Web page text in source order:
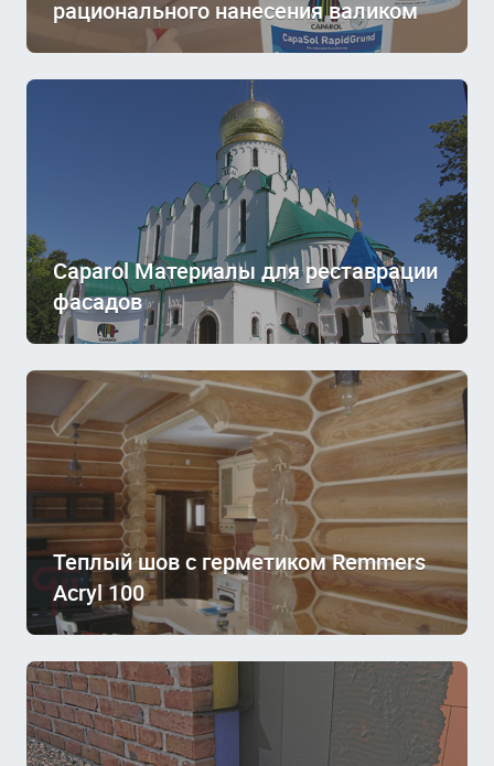
рационального нанесения валиком
Caparol Материалы для реставрации
фасадов
Теплый шов с герметиком Remmers
Acryl 100